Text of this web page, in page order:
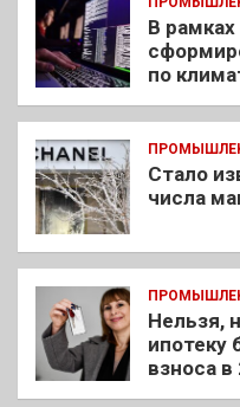
В
по
Стало
числа
Нельзя,
ипотеку
взноса в